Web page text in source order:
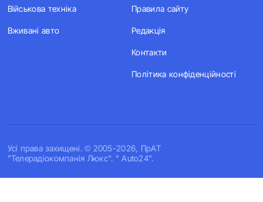
Усi права захищенi. © 2005-2026, ПрАТ
"Телерадіокомпанія Люкс". " Auto24".
Військова техніка
Вживані авто
Правила сайту
Редакція
Контакти
Політика конфіденційності